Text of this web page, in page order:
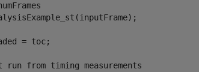
= toc;
from timing measurements